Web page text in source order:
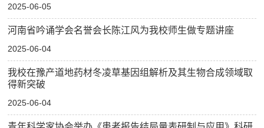
2025-06-05
河南省吟诵学会名誉会长陈江风为我校师生做专题讲座
2025-06-04
我校在豫产道地药材冬凌草基因组解析及其生物合成领域取
得新突破
2025-06-04